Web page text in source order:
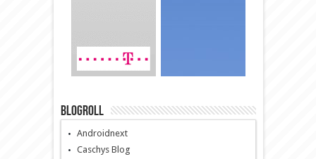
Blogroll
Androidnext
Caschys Blog